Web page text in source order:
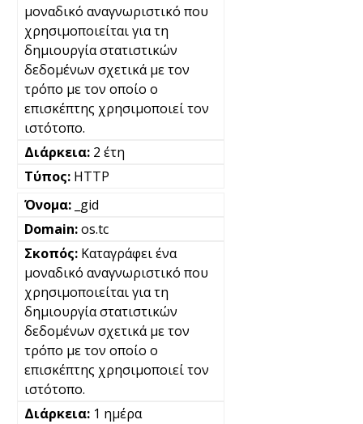
μοναδικό αναγνωριστικό που
χρησιμοποιείται για τη
δημιουργία στατιστικών
δεδομένων σχετικά με τον
τρόπο με τον οποίο ο
επισκέπτης χρησιμοποιεί τον
ιστότοπο.
2 έτη
HTTP
_gid
os.tc
Καταγράφει ένα
μοναδικό αναγνωριστικό που
χρησιμοποιείται για τη
δημιουργία στατιστικών
δεδομένων σχετικά με τον
τρόπο με τον οποίο ο
επισκέπτης χρησιμοποιεί τον
ιστότοπο.
1 ημέρα